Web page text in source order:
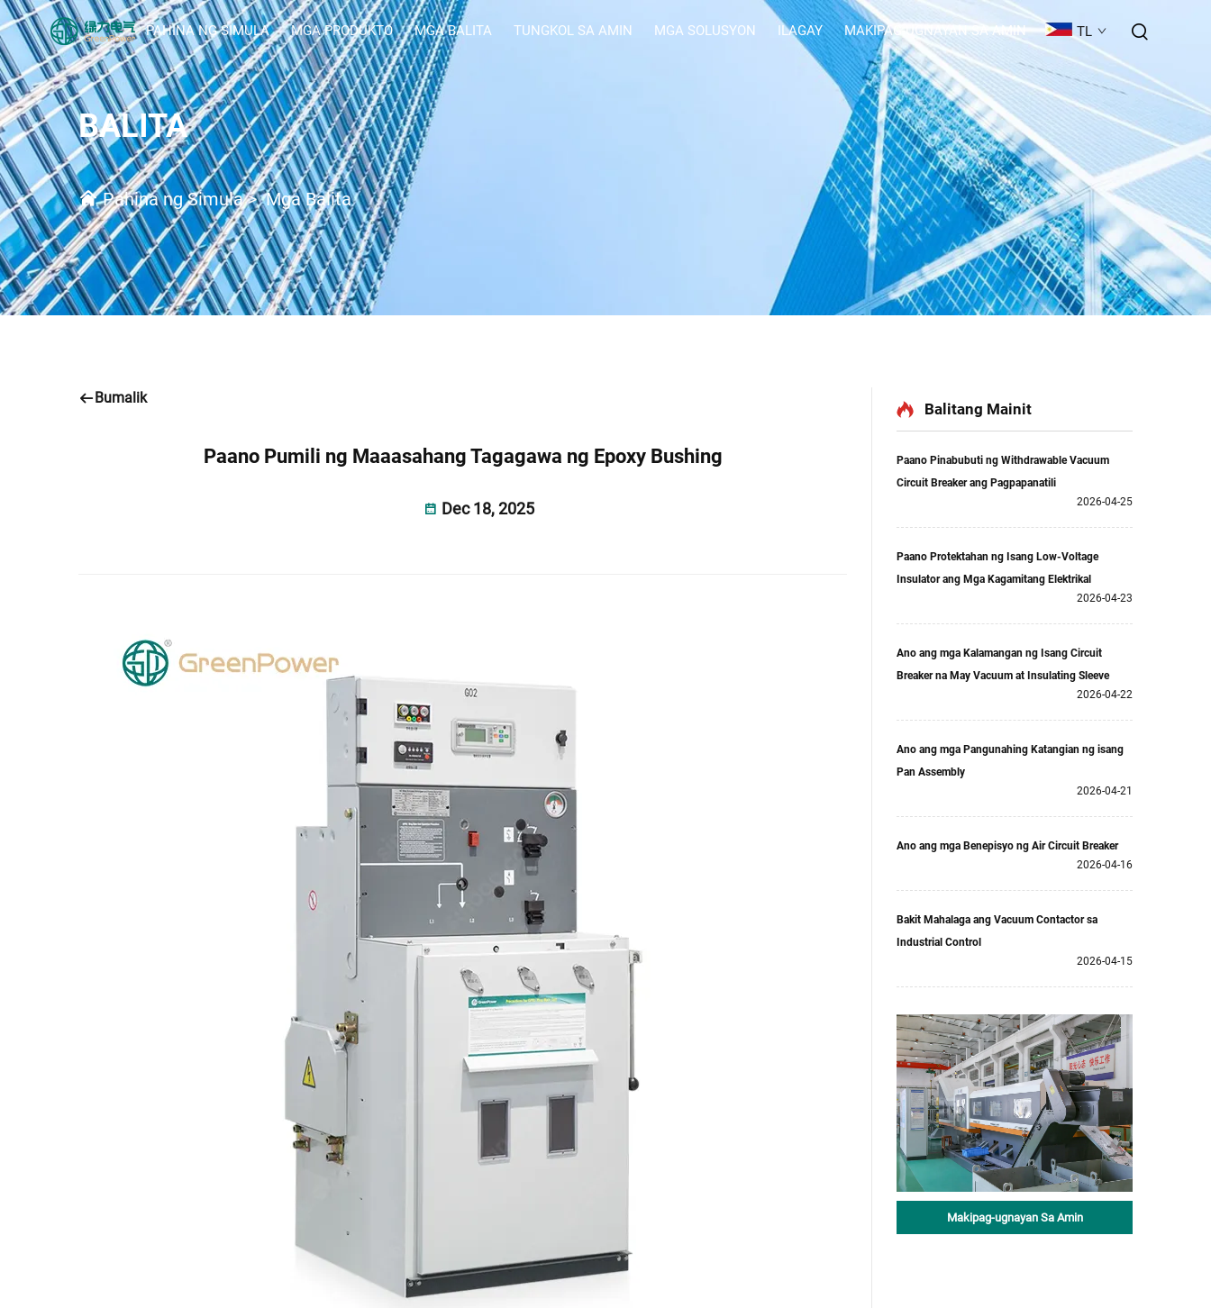
PAHINA NG SIMULA MGA PRODUKTO MGA BALITA TUNGKOL SA AMIN MGA SOLUSYON ILAGAY MAKIPAG-UGNAYAN SA AMIN TL
BALITA
Pahina ng Simula>Mga Balita
Bumalik
Paano Pumili ng Maaasahang Tagagawa ng Epoxy Bushing
Dec 18, 2025
Balitang Mainit
Paano Pinabubuti ng Withdrawable Vacuum
Circuit Breaker ang Pagpapanatili
2026-04-25
Paano Protektahan ng Isang Low-Voltage
Insulator ang Mga Kagamitang Elektrikal
2026-04-23
Ano ang mga Kalamangan ng Isang Circuit
Breaker na May Vacuum at Insulating Sleeve
2026-04-22
Ano ang mga Pangunahing Katangian ng isang
Pan Assembly
2026-04-21
Ano ang mga Benepisyo ng Air Circuit Breaker
2026-04-16
Bakit Mahalaga ang Vacuum Contactor sa
Industrial Control
2026-04-15
Makipag-ugnayan Sa Amin